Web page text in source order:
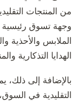
من المنتجات
وجهة تسوق رئيسية
الملابس والأحذية
الهدايا التذكارية
بالإضافة إلى ذلك،
التقليدية في